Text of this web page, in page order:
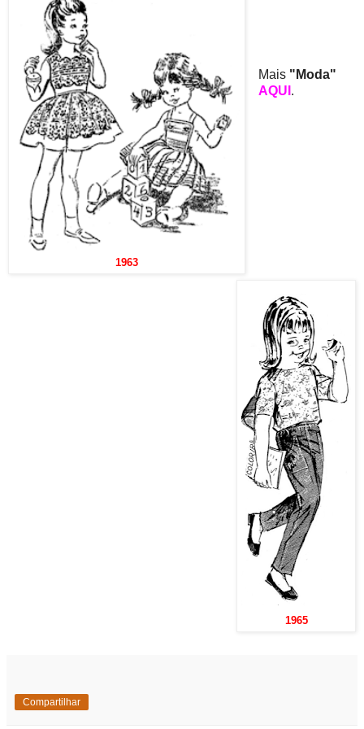
1963
1965
Mais "Moda"
AQUI .
Compartilhar